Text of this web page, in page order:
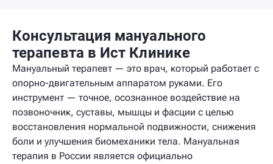
Консультация мануального
терапевта в Ист Клинике
Мануальный терапевт — это врач, который работает с
опорно-двигательным аппаратом руками. Его
инструмент — точное, осознанное воздействие на
позвоночник, суставы, мышцы и фасции с целью
восстановления нормальной подвижности, снижения
боли и улучшения биомеханики тела. Мануальная
терапия в России является официально